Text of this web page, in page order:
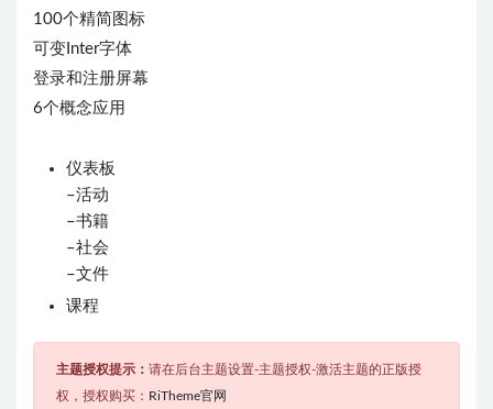
100个精简图标
可变Inter字体
登录和注册屏幕
6个概念应用
仪表板
–活动
–书籍
–社会
–文件
课程
主题授权提示： 请在后台主题设置-主题授权-激活主题的正版授
权，授权购买： RiTheme官网